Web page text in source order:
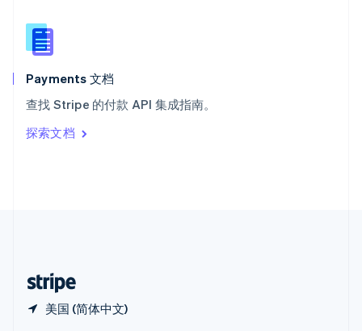
Payments 文档
查找 Stripe 的付款 API 集成指南。
探索文档
美国 (简体中文)
新西兰
English
匈牙利
English
ItalianoEnglish
印度
English